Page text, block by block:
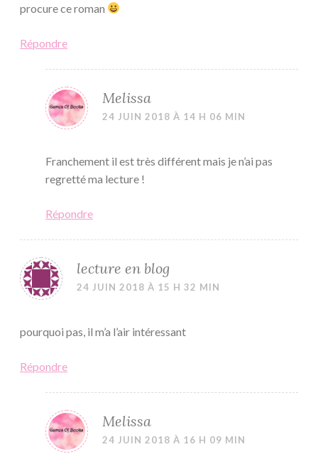
procure ce roman
Répondre
Melissa
24 JUIN 2018 À 14 H 06 MIN
Franchement il est très différent mais je n’ai pas
regretté ma lecture !
Répondre
lecture en blog
24 JUIN 2018 À 15 H 32 MIN
pourquoi pas, il m’a l’air intéressant
Répondre
Melissa
24 JUIN 2018 À 16 H 09 MIN